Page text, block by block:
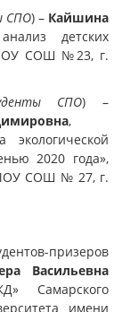
СПО) –Кайшина
детских
СОШ №23, г.
СПО) –
,
2020 года»,
СОШ № 27, г.
призеров
Васильевна
Самарского
имени